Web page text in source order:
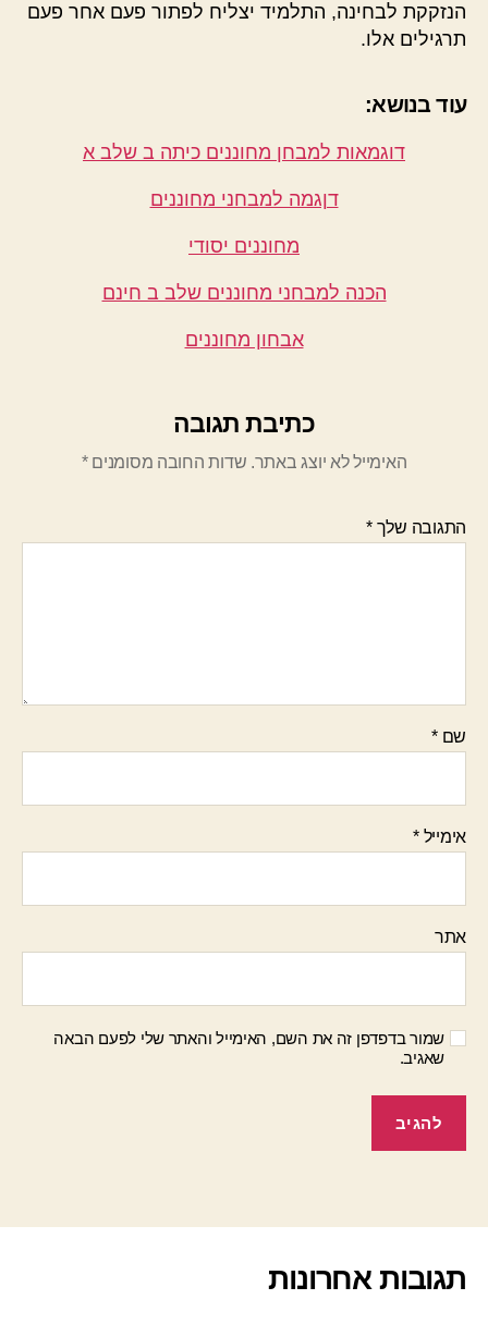
הנזקקת לבחינה, התלמיד יצליח לפתור פעם אחר פעם
תרגילים אלו.
עוד בנושא:
דוגמאות למבחן מחוננים כיתה ב שלב א
דןגמה למבחני מחוננים
מחוננים יסודי
הכנה למבחני מחוננים שלב ב חינם
אבחון מחוננים
כתיבת תגובה
האימייל לא יוצג באתר. שדות החובה מסומנים*
התגובה שלך*
שם*
אימייל*
אתר
שמור בדפדפן זה את השם, האימייל והאתר שלי לפעם הבאה
שאגיב.
תגובות אחרונות